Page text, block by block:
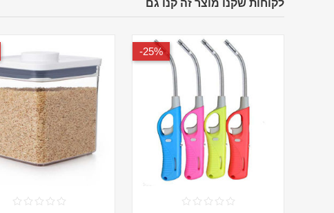
לקוחות שקנו מוצר זה קנו גם
25%-